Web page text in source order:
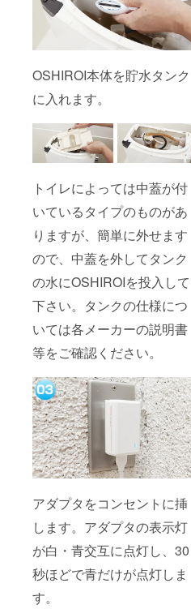
OSHIROI本体を貯水タンク
に入れます。
トイレによっては中蓋が付
いているタイプのものがあ
りますが、簡単に外せます
ので、中蓋を外してタンク
の水にOSHIROIを投入して
下さい。タンクの仕様につ
いては各メーカーの説明書
等をご確認ください。
アダプタをコンセントに挿
します。アダプタの表示灯
が白・青交互に点灯し、30
秒ほどで青だけが点灯しま
す。